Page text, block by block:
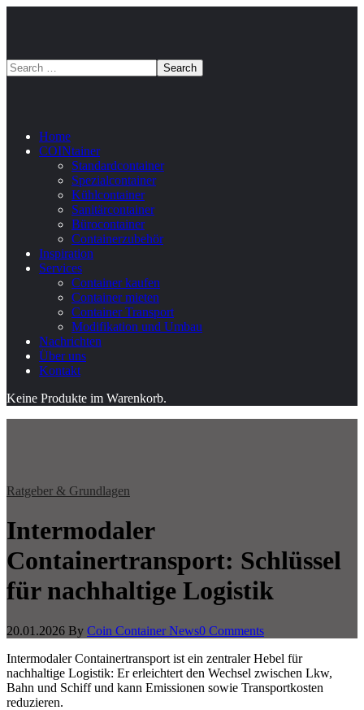
Home
COINtainer
Standardcontainer
Spezialcontainer
Kühlcontainer
Sanitärcontainer
Bürocontainer
Containerzubehör
Inspiration
Services
Container kaufen
Container mieten
Container Transport
Modifikation und Umbau
Nachrichten
Über uns
Kontakt
Keine Produkte im Warenkorb.
Ratgeber & Grundlagen
Intermodaler
Containertransport: Schlüssel
für nachhaltige Logistik
20.01.2026 By Coin Container News0 Comments
Intermodaler Containertransport ist ein zentraler Hebel für
nachhaltige Logistik: Er erleichtert den Wechsel zwischen Lkw,
Bahn und Schiff und kann Emissionen sowie Transportkosten
reduzieren.